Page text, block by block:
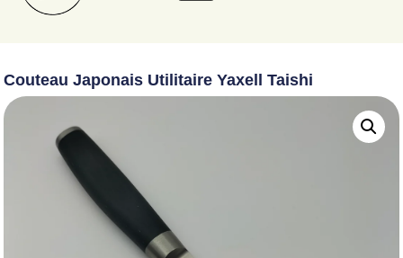
Couteau Japonais Utilitaire Yaxell Taishi